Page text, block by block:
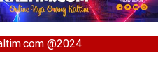
@2024